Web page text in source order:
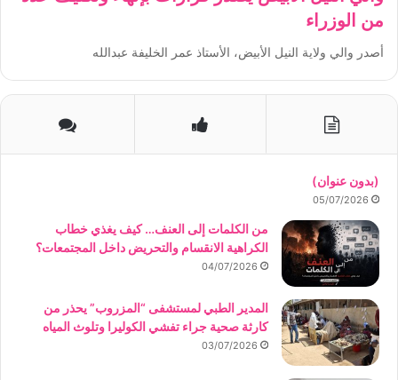
من الوزراء
أصدر والي ولاية النيل الأبيض، الأستاذ عمر الخليفة عبدالله
(بدون عنوان)
05/07/2026
من الكلمات إلى العنف… كيف يغذي خطاب
الكراهية الانقسام والتحريض داخل المجتمعات؟
04/07/2026
المدير الطبي لمستشفى “المزروب” يحذر من
كارثة صحية جراء تفشي الكوليرا وتلوث المياه
03/07/2026